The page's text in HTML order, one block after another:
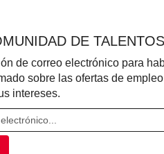
DE TALENTOS
de correo electrónico para
sobre las ofertas de
intereses.